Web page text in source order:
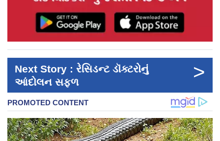
Next Story : રેસિડન્ટ ડૉક્ટરોનું
આંદોલન સફળ
>